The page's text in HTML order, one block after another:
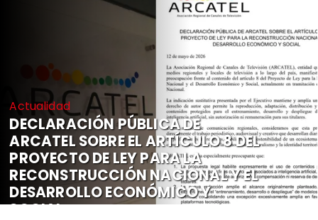
Actualidad
DECLARACIÓN PÚBLICA DE
ARCATEL SOBRE EL ARTÍCULO 8 DEL
PROYECTO DE LEY PARA LA
RECONSTRUCCIÓN NACIONAL Y EL
DESARROLLO ECONÓMICO Y
SOCIAL